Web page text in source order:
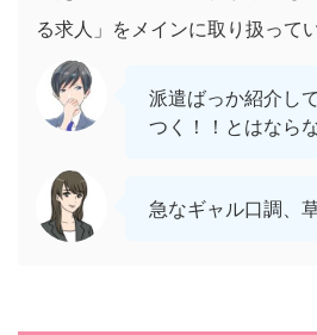
る求人」をメインに取り扱って
派遣ばっか紹介し
つく！！とはなら
急なギャル口調、